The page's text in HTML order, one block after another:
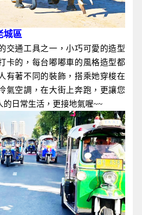
城區
交通工具之一，小巧可愛的造型
卡的，每台嘟嘟車的風格造型都
有著不同的裝飾，搭乘她穿梭在
氣空調，在大街上奔跑，更讓您
的日常生活，更接地氣喔~~